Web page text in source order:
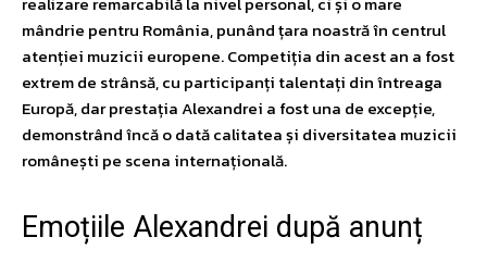
mândrie pentru România, punând țara noastră în centrul
atenției muzicii europene. Competiția din acest an a fost
extrem de strânsă, cu participanți talentați din întreaga
Europă, dar prestația Alexandrei a fost una de excepție,
demonstrând încă o dată calitatea și diversitatea muzicii
românești pe scena internațională.
Emoțiile Alexandrei după anunț